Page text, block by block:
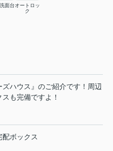
面台オートロッ
ク
ハウス』のご紹介です！周辺
も完備ですよ！
配ボックス